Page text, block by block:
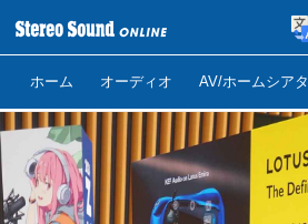
ホーム オーディオ AV/ホームシア